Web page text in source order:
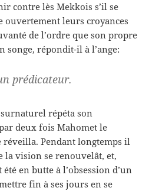
contre lès Mekkois s’il se
ouvertement leurs croyances
de l’ordre que son propre
répondit-il à l’ange:
prédicateur.
répéta son
deux fois Mahomet le
réveilla. Pendant longtemps il
la vision se renouvelât, et,
en butte à l’obsession d’un
fin à ses jours en se